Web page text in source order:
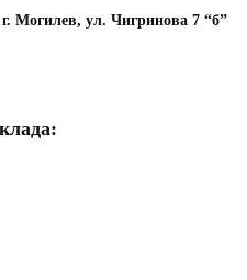
г. Могилев, ул. Чигринова 7 “б”